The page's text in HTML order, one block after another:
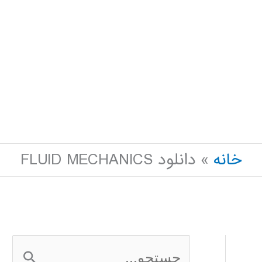
خانه
دانلود FLUID MECHANICS